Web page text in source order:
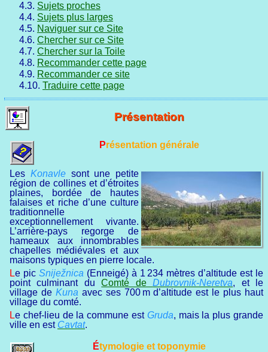
4.3. Sujets proches
4.4. Sujets plus larges
4.5. Naviguer sur ce Site
4.6. Chercher sur ce Site
4.7. Chercher sur la Toile
4.8. Recommander cette page
4.9. Recommander ce site
4.10. Traduire cette page
Présentation
Présentation générale
Les Konavlesont une petite
région de collines et d’étroites
plaines, bordée de hautes
falaises et riche d’une culture
traditionnelle
exceptionnellement vivante.
L’arrière-pays regorge de
hameaux aux innombrables
chapelles médiévales et aux
maisons typiques en pierre locale.
Le pic Sniježnica (Enneigé) à 1 234 mètres d’altitude est le
point culminant duComté deDubrovnik-Neretva, et le
village de Kuna avec ses 700 m d’altitude est le plus haut
village du comté.
Le chef-lieu de la commune est Gruda, mais la plus grande
ville en est Cavtat.
Étymologie et toponymie